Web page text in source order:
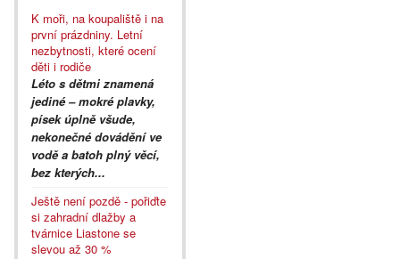
K moři, na koupaliště i na
první prázdniny. Letní
nezbytnosti, které ocení
děti i rodiče
Léto s dětmi znamená
jediné – mokré plavky,
písek úplně všude,
nekonečné dovádění ve
vodě a batoh plný věcí,
bez kterých...
Ještě není pozdě - pořiďte
si zahradní dlažby a
tvárnice Liastone se
slevou až 30 %